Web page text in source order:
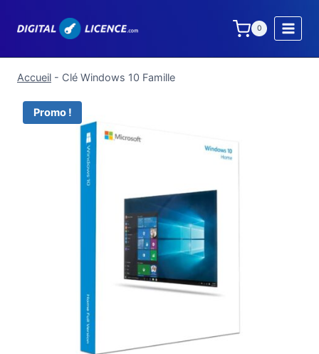
0
Accueil - Clé Windows 10 Famille
Promo !